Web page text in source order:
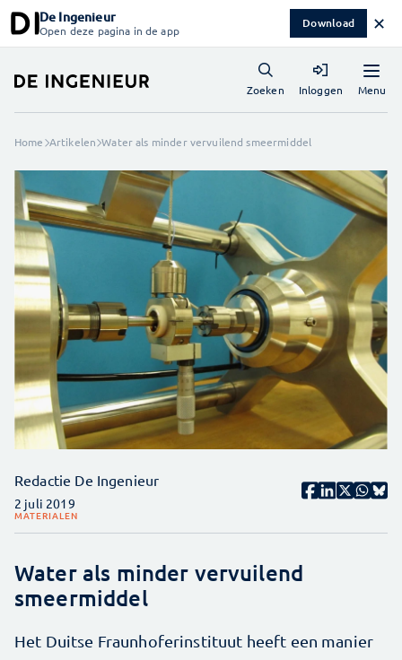
De Ingenieur
Open deze pagina in de app Download ✕
Menu
Zoeken Inloggen
Home Artikelen Water als minder vervuilend smeermiddel
Redactie De Ingenieur
2 juli 2019
MATERIALEN
Water als minder vervuilend
smeermiddel
Het Duitse Fraunhoferinstituut heeft een manier